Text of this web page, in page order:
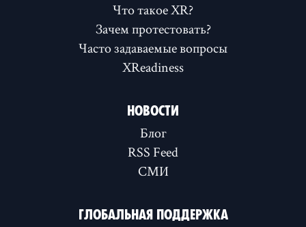
Что такое XR?
Зачем протестовать?
Часто задаваемые вопросы
XReadiness
НОВОСТИ
Блог
RSS Feed
СМИ
ГЛОБАЛЬНАЯ ПОДДЕРЖКА